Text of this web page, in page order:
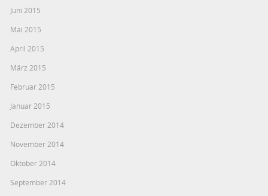
Juni 2015
Mai 2015
April 2015
März 2015
Februar 2015
Januar 2015
Dezember 2014
November 2014
Oktober 2014
September 2014